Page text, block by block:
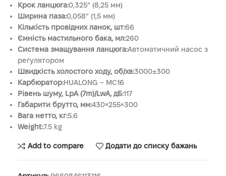
Крок ланцюга:0,325” (8,25 мм)
Ширина паза:0,058” (1,5 мм)
Кількість провідних ланок, шт:66
Ємність мастильного бака, мл:260
Система змащування ланцюга:Автоматичний насос з
регулятором
Швидкість холостого ходу, об/хв:3000±300
Карбюратор:HUALONG – MC16
Рівень шуму, LpA (7m)/LwA, дБ:117
Габарити брутто, мм:430×255×300
Вага нетто, кг:5.6
Weight:7.5 kg
Add to compare Додати до списку бажань